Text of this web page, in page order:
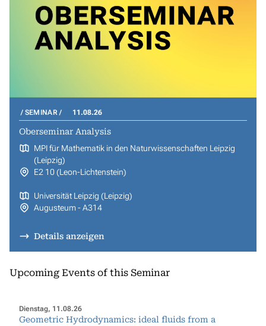
SEMINAR 11.08.26
Oberseminar Analysis
MPI für Mathematik in den Naturwissenschaften Leipzig
(Leipzig)
E2 10 (Leon-Lichtenstein)
Universität Leipzig (Leipzig)
Augusteum - A314
Details anzeigen
Upcoming Events of this Seminar
Dienstag, 11.08.26
Geometric Hydrodynamics: ideal fluids from a